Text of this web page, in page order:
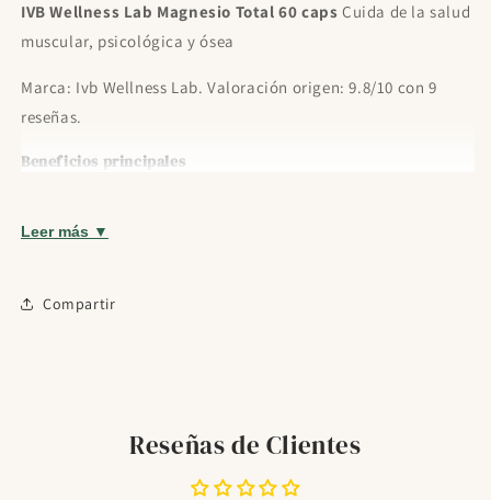
IVB Wellness Lab Magnesio Total 60 caps Cuida de la salud
muscular, psicológica y ósea
Marca: Ivb Wellness Lab. Valoración origen: 9.8/10 con 9
reseñas.
Beneficios principales
Indicado para uso diario según las necesidades de cada
frecuencia a la rutina personal.
Leer más ▼
Compartir
Reseñas de Clientes